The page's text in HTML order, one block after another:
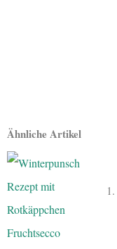
Ähnliche Artikel